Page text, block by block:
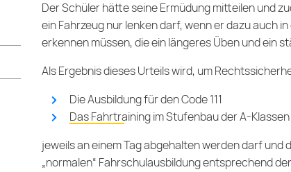
Der Schüler hätte seine Ermüdung mitteilen und
ein Fahrzeug nur lenken darf, wenn er dazu auch
erkennen müssen, die ein längeres Üben und ein
Als Ergebnis dieses Urteils wird, um
Die Ausbildung für den Code 111
Das Fahrtraining im Stufenbau der A-Klassen
jeweils an einem Tag abgehalten werden darf und
„normalen“ Fahrschulausbildung entsprechend